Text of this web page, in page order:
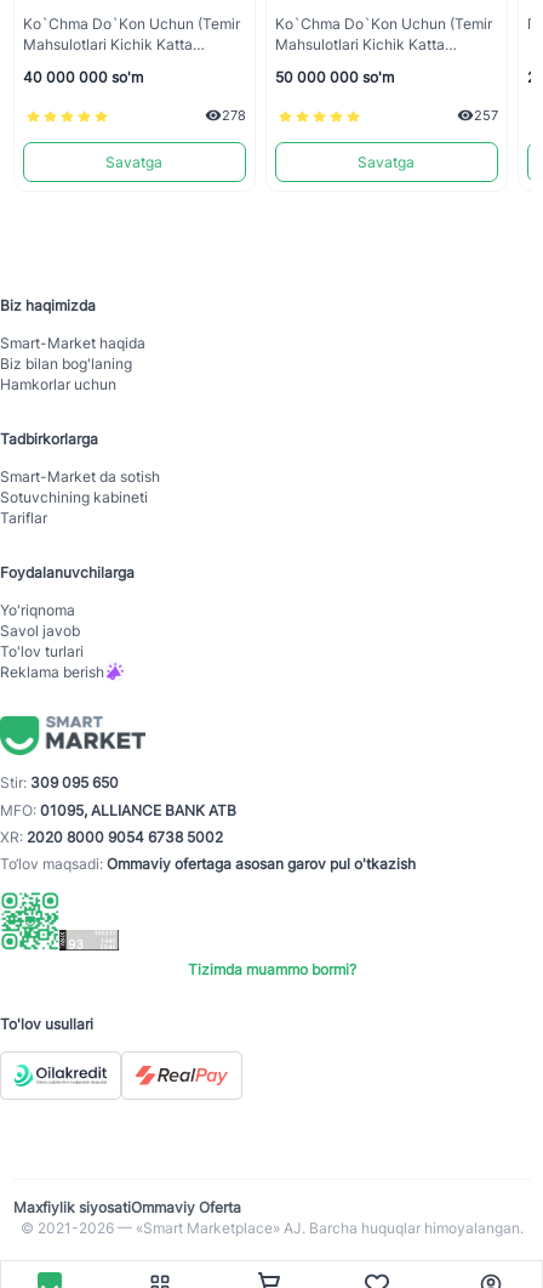
Ko`chma Do`kon Uchun (Temir
Mahsulotlari Kichik Katta
40 000 000 so'm
278
Savatga
Ko`chma Do`kon Uchun (Temir
Mahsulotlari Kichik Katta
50 000 000 so'm
257
Savatga
Biz haqimizda
Smart-Mаrket haqida
Biz bilan bog'laning
Hamkorlar uchun
Tadbirkorlarga
Smart-Mаrket da sotish
Sotuvchining kabineti
Tariflar
Foydalanuvchilarga
Yo'riqnoma
Savol javob
To'lov turlari
Reklama berish
Stir: 309 095 650
MFO: 01095, ALLIANCE BANK ATB
XR: 2020 8000 9054 6738 5002
To‘lov maqsadi: Ommaviy ofertaga asosan garov pul o'tkazish
Tizimda muammo bormi?
To'lov usullari
Maxfiylik siyosatiOmmaviy Oferta
© 2021-2026 — «Smart Marketplace» AJ. Barcha huquqlar himoyalangan.